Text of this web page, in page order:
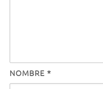
NOMBRE *